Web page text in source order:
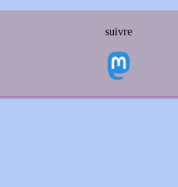
suivre